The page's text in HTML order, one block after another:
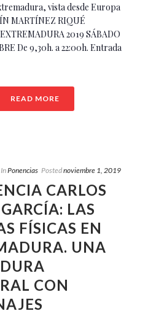
vista desde Europa
MARTÍNEZ RIQUÉ
2019 SÁBADO
De 9,30h. a 22:00h. Entrada
READ MORE
InPonencias Postednoviembre 1, 2019
CARLOS
LAS
FÍSICAS EN
UNA
CON